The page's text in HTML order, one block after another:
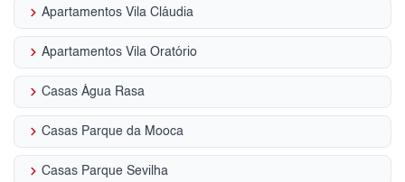
keyboard_arrow_right Apartamentos Vila Cláudia
keyboard_arrow_right Apartamentos Vila Oratório
keyboard_arrow_right Casas Água Rasa
keyboard_arrow_right Casas Parque da Mooca
keyboard_arrow_right Casas Parque Sevilha